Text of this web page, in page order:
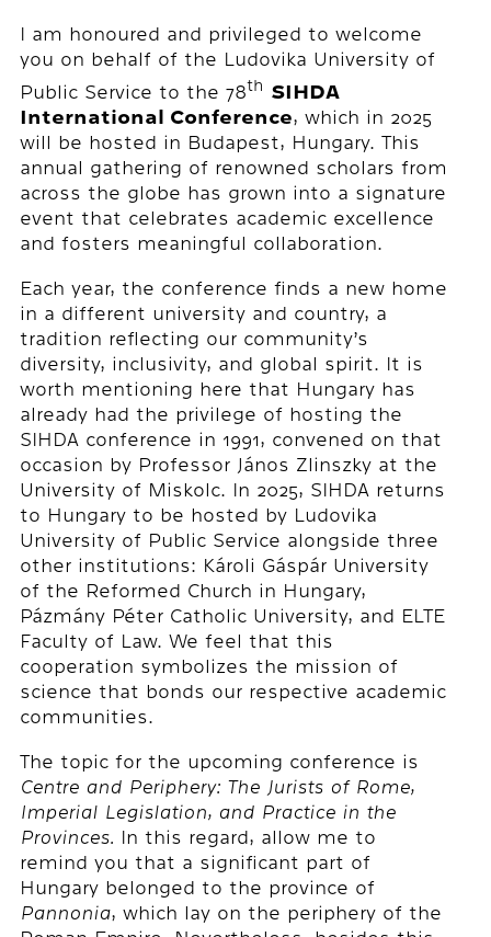
I am honoured and privileged to welcome
you on behalf of the Ludovika University of
Public Service to the 78th SIHDA
International Conference, which in 2025
will be hosted in Budapest, Hungary. This
annual gathering of renowned scholars from
across the globe has grown into a signature
event that celebrates academic excellence
and fosters meaningful collaboration.
Each year, the conference finds a new home
in a different university and country, a
tradition reflecting our community’s
diversity, inclusivity, and global spirit. It is
worth mentioning here that Hungary has
already had the privilege of hosting the
SIHDA conference in 1991, convened on that
occasion by Professor János Zlinszky at the
University of Miskolc. In 2025, SIHDA returns
to Hungary to be hosted by Ludovika
University of Public Service alongside three
other institutions: Károli Gáspár University
of the Reformed Church in Hungary,
Pázmány Péter Catholic University, and ELTE
Faculty of Law. We feel that this
cooperation symbolizes the mission of
science that bonds our respective academic
communities.
The topic for the upcoming conference is
Centre and Periphery: The Jurists of Rome,
Imperial Legislation, and Practice in the
Provinces. In this regard, allow me to
remind you that a significant part of
Hungary belonged to the province of
Pannonia, which lay on the periphery of the